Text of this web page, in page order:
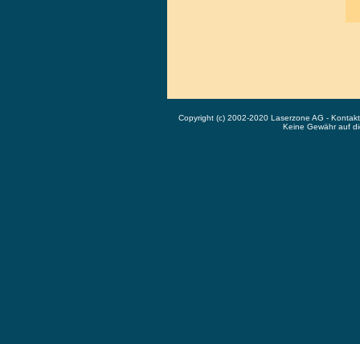
Copyright (c) 2002-2020 Laserzone AG -
Keine Gewähr auf